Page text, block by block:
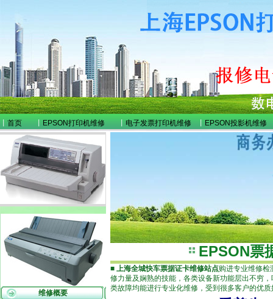
首页 EPSON打印机维修 电子发票打印机维修 EPSON投影机维修
维修概要
EPSON票
■ 上海全城快车票据证卡维修站点购进专业维修检
修力量及娴熟的技能，各类设备新功能层出不穷
类故障均能进行专业化维修，受到很多客户的优质